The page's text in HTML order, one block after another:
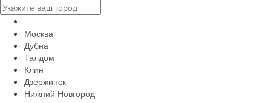
Москва
Дубна
Талдом
Клин
Дзержинск
Нижний Новгород